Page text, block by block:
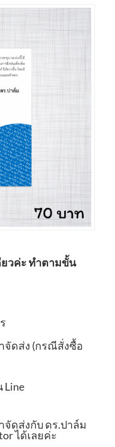
วค่ะ ทำตามขั้น
จัดส่ง (กรณีสั่งซื้อ
Line
ดส่งกับ ดร.ปาล์ม
ได้เลยค่ะ